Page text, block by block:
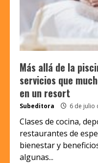
Más allá de la
servicios que
en un resort
Subeditora 6 de julio
Clases de cocina,
restaurantes de
bienestar y
algunas...